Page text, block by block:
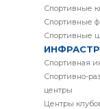
Спортивные
Спортивные
Спортивные
Спортивная
Спортивно-
центры
Центры